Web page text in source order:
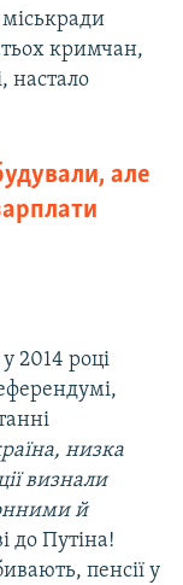
міськради
кримчан,
настало
але
2014 році
низка
визнали
й
до Путіна!
пенсії у